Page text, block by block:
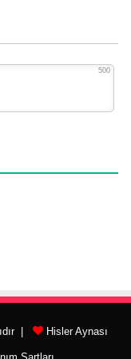
500
| Hisler Aynası